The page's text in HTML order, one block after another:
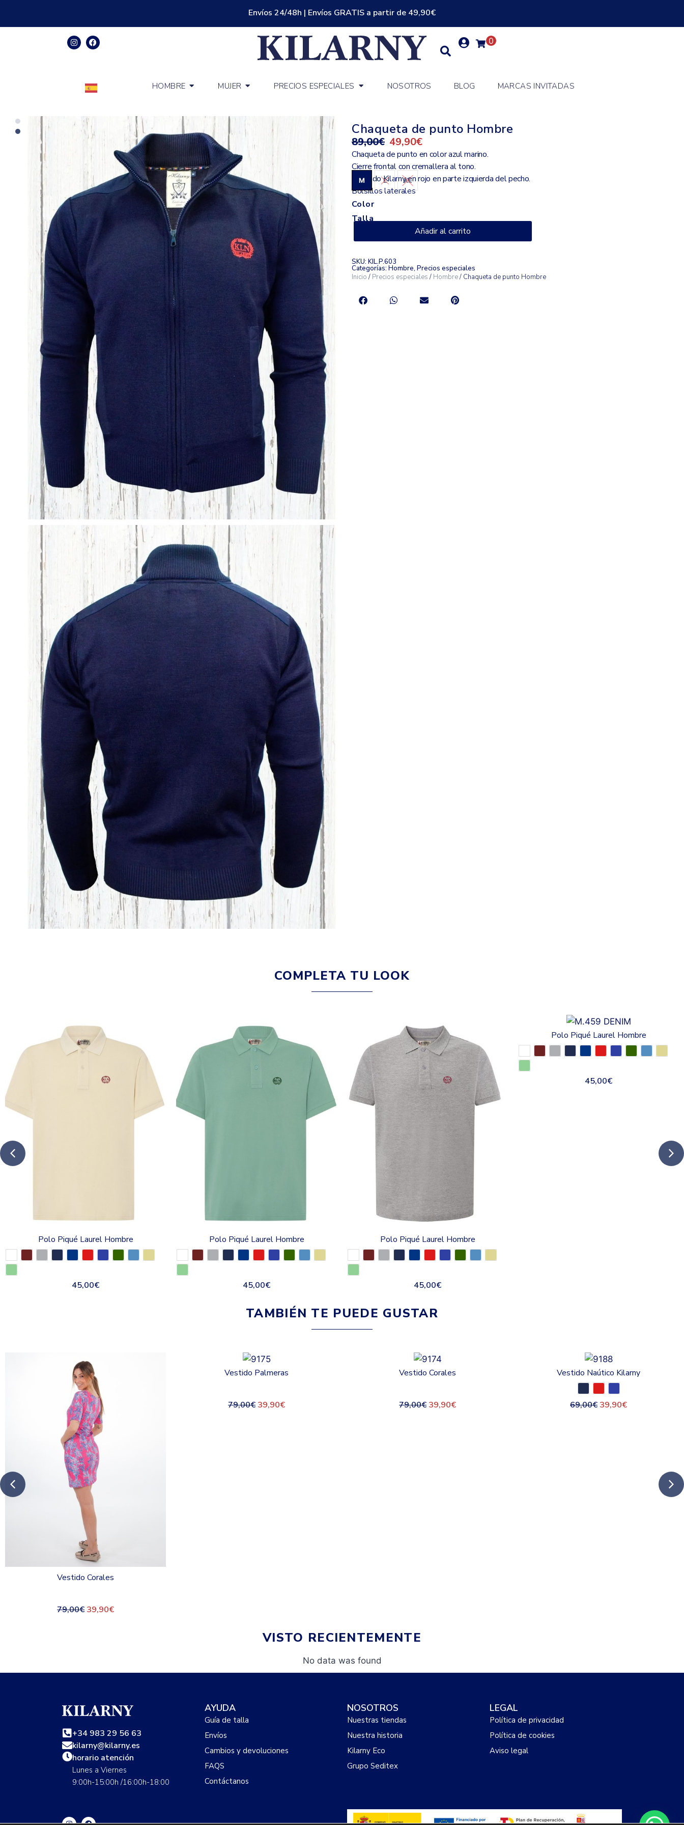
Envíos 24/48h | Envíos GRATIS a partir de 49,90€
0
HOMBRE MUJER PRECIOS ESPECIALES NOSOTROS BLOG MARCAS INVITADAS
Chaqueta de punto Hombre
89,00€ 49,90€
Chaqueta de punto en color azul marino.
Cierre frontal con cremallera al tono.
Bordado Kilarny en rojo en parte izquierda del pecho.
Bolsillos laterales
Color
Talla
M L XL
Añadir al carrito
SKU: KIL.P.603
Categorías:Hombre,Precios especiales
Inicio/ Precios especiales/ Hombre/ Chaqueta de punto Hombre
COMPLETA TU LOOK
Polo Piqué Laurel Hombre
45,00€
Polo Piqué Laurel Hombre
45,00€
Polo Piqué Laurel Hombre
45,00€
Polo Piqué Laurel Hombre
45,00€
TAMBIÉN TE PUEDE GUSTAR
Vestido Corales
79,00€ 39,90€
Vestido Palmeras
79,00€ 39,90€
Vestido Corales
79,00€ 39,90€
Vestido Naútico Kilarny
69,00€ 39,90€
VISTO RECIENTEMENTE
No data was found
+34 983 29 56 63
kilarny@kilarny.es
horario atención
Lunes a Viernes
9:00h-15:00h /16:00h-18:00
AYUDA
Guía de talla
Envíos
Cambios y devoluciones
FAQS
Contáctanos
NOSOTROS
Nuestras tiendas
Nuestra historia
Kilarny Eco
Grupo Seditex
LEGAL
Política de privacidad
Política de cookies
Aviso legal